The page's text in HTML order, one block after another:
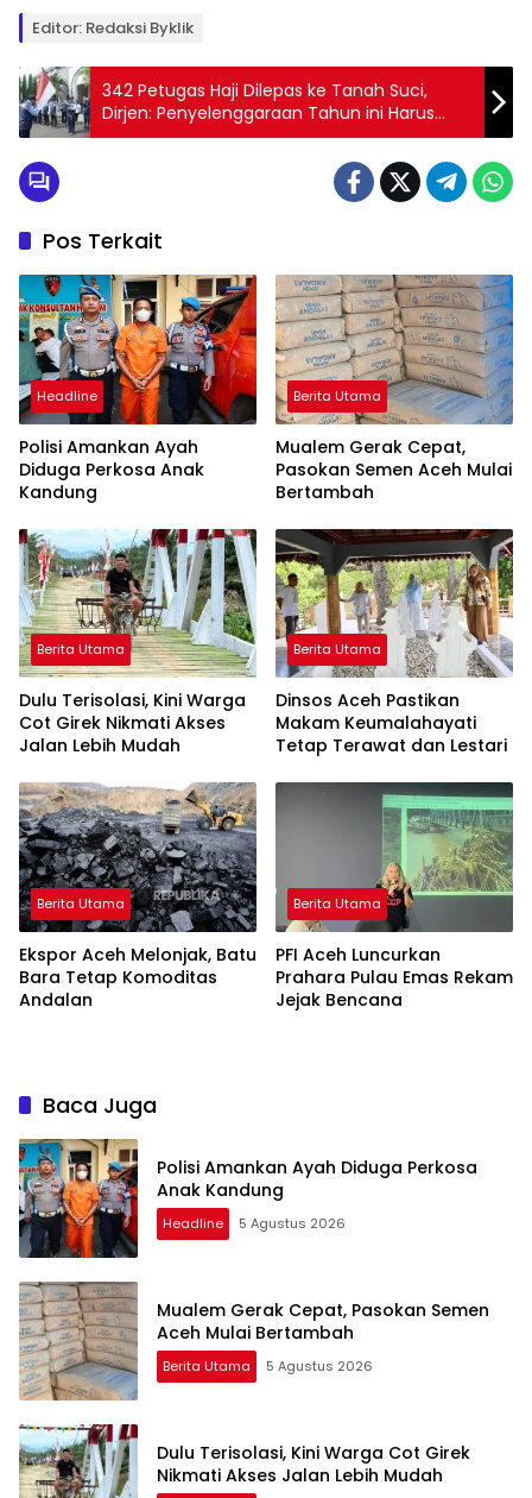
Editor: Redaksi Byklik
342 Petugas Haji Dilepas ke Tanah Suci,
Dirjen: Penyelenggaraan Tahun ini Harus
Lebih Baik
Pos Terkait
Headline
Polisi Amankan Ayah
Diduga Perkosa Anak
Kandung
Berita Utama
Mualem Gerak Cepat,
Pasokan Semen Aceh Mulai
Bertambah
Berita Utama
Dulu Terisolasi, Kini Warga
Cot Girek Nikmati Akses
Jalan Lebih Mudah
Berita Utama
Dinsos Aceh Pastikan
Makam Keumalahayati
Tetap Terawat dan Lestari
Berita Utama
Ekspor Aceh Melonjak, Batu
Bara Tetap Komoditas
Andalan
Berita Utama
PFI Aceh Luncurkan
Prahara Pulau Emas Rekam
Jejak Bencana
Baca Juga
Polisi Amankan Ayah Diduga Perkosa
Anak Kandung
Headline 5 Agustus 2026
Mualem Gerak Cepat, Pasokan Semen
Aceh Mulai Bertambah
Berita Utama 5 Agustus 2026
Dulu Terisolasi, Kini Warga Cot Girek
Nikmati Akses Jalan Lebih Mudah